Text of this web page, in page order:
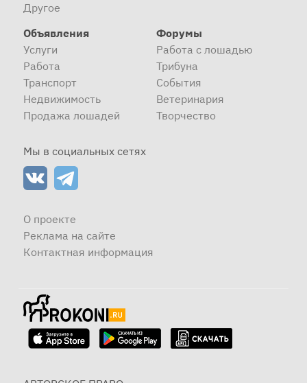
Другое
Объявления
Услуги
Работа
Транспорт
Недвижимость
Продажа лошадей
Форумы
Работа с лошадью
Трибуна
События
Ветеринария
Творчество
Мы в социальных сетях
О проекте
Реклама на сайте
Контактная информация